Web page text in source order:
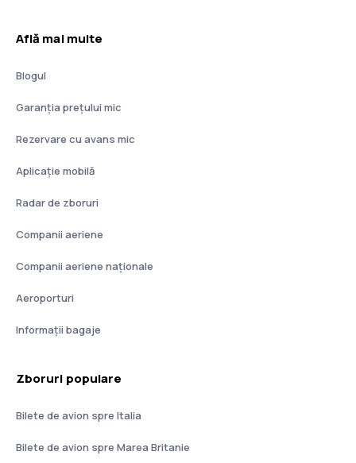
Află mai multe
Blogul
Garanția prețului mic
Rezervare cu avans mic
Aplicație mobilă
Radar de zboruri
Companii aeriene
Companii aeriene naţionale
Aeroporturi
Informații bagaje
Zboruri populare
Bilete de avion spre Italia
Bilete de avion spre Marea Britanie